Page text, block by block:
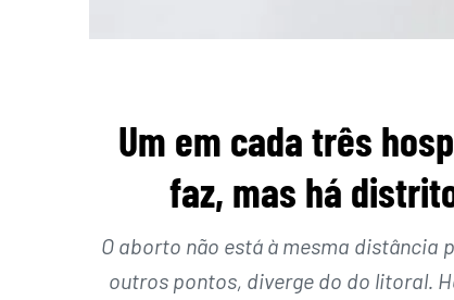
Um em cada três
faz, mas há
O aborto não está à mesma
outros pontos, diverge do do litoral.